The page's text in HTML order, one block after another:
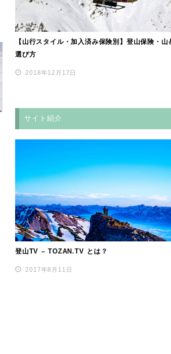
【山行スタイル・加入済み保険別】登山保険・山
選び方
2018年12月17日
サイト紹介
登山TV – TOZAN.TV とは？
2017年8月11日